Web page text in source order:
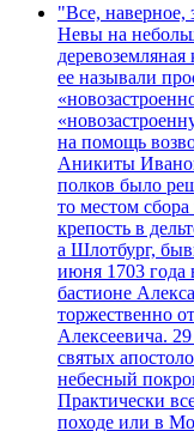
"Все, наверное,
Невы на
ее называли
на помощь
Аникиты
полков было
то местом
крепость в
а Шлотбург,
июня 1703 года
бастионе
торжественно
Алексеевича.
святых
небесный
Практически
походе или в